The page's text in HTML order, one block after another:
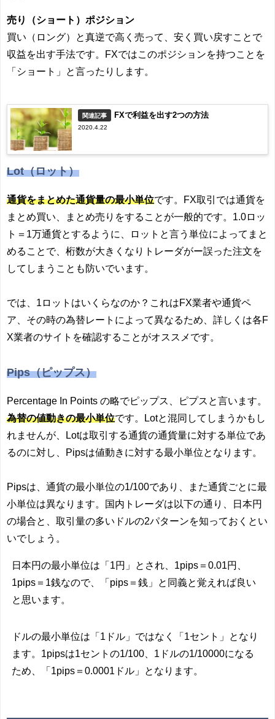
売り（ショート）ポジション
買い（ロング）と真逆で高く売って、安く買い戻すことで
収益を出す手法です。FXではこのポジションを持つことを
「ショート」と言ったりします。
関連記事 FXで利益を出す2つの方法
2020.4.22
Lot（ロット）
通貨をまとめた通貨量の最小単位です。FX取引では通貨を
まとめ買い、まとめ売りをすることが一般的です。1.0ロッ
ト＝1万通貨とするように、ロットと言う単位によってまと
めることで、桁数が大きくなりトレーダがー誤った注文を
してしまうことも防いでいます。
では、1ロットはいくらなのか？これはFX業者や通貨ペ
ア、その時の為替レートによって異なるため、詳しくは各F
X業者のサイトを確認することがオススメです。
Pips（ピップス）
Percentage In Points の略でピップス、ピプスと言います。
為替の値動きの最小単位です。Lotと混同してしまうかもし
れませんが、Lotは取引する通貨の通貨量に対する単位であ
るのに対し、Pipsは値動きに対する最小単位となります。
Pipsは、通貨の最小単位の1/100であり、また通貨ごとに最
小単位は異なります。国内トレーダは以下の通り、日本円
の場合と、取引量の多いドルの2パターンを知っておくとい
いでしょう。
日本円の最小単位は「1円」とされ、1pips＝0.01円、
1pips＝1銭なので、「pips＝銭」と同義と覚えれば良い
と思います。
ドルの最小単位は「1ドル」ではなく「1セント」となり
ます。1pipsは1セントの1/100、1ドルの1/10000になる
ため、「1pips＝0.0001ドル」となります。